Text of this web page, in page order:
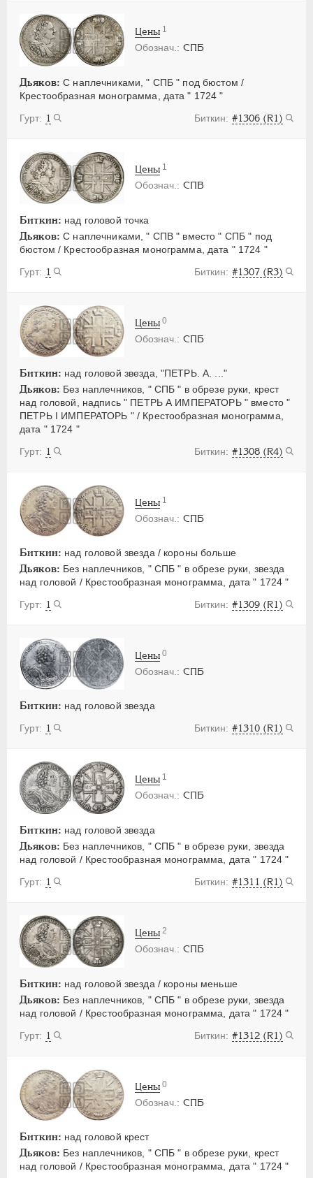
СПБ
Дьяков: С наплечниками, " СПБ " под бюстом /
Крестообразная монограмма, дата " 1724 "
1
#1306 (R1)
Цены 1
СПВ
Биткин: над головой точка
Дьяков: С наплечниками, " СПВ " вместо " СПБ " под
бюстом / Крестообразная монограмма, дата " 1724 "
1
#1307 (R3)
Цены 1
СПБ
Биткин: над головой звезда, "ПЕТРЬ. А. ..."
Дьяков: Без наплечников, " СПБ " в обрезе руки, крест
над головой, надпись " ПЕТРЬ А ИМПЕРАТОРЬ " вместо "
ПЕТРЬ I ИМПЕРАТОРЬ " / Крестообразная монограмма,
дата " 1724 "
1
#1308 (R4)
Цены 0
СПБ
Биткин: над головой звезда / короны больше
Дьяков: Без наплечников, " СПБ " в обрезе руки, звезда
над головой / Крестообразная монограмма, дата " 1724 "
1
#1309 (R1)
Цены 1
СПБ
Биткин: над головой звезда
1
#1310 (R1)
Цены 0
СПБ
Биткин: над головой звезда
Дьяков: Без наплечников, " СПБ " в обрезе руки, звезда
над головой / Крестообразная монограмма, дата " 1724 "
1
#1311 (R1)
Цены 1
СПБ
Биткин: над головой звезда / короны меньше
Дьяков: Без наплечников, " СПБ " в обрезе руки, звезда
над головой / Крестообразная монограмма, дата " 1724 "
1
#1312 (R1)
Цены 2
СПБ
Биткин: над головой крест
Дьяков: Без наплечников, " СПБ " в обрезе руки, крест
над головой / Крестообразная монограмма, дата " 1724 "
Цены 0